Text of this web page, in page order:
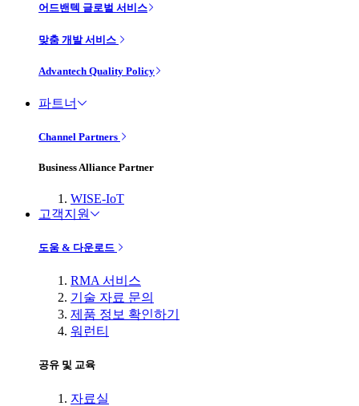
어드밴텍 글로벌 서비스
맞춤 개발 서비스
Advantech Quality Policy
파트너
Channel Partners
Business Alliance Partner
WISE-IoT
고객지원
도움 & 다운로드
RMA 서비스
기술 자료 문의
제품 정보 확인하기
워런티
공유 및 교육
자료실